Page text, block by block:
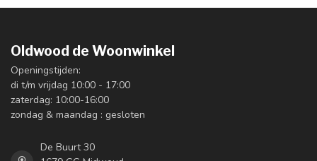
Oldwood de Woonwinkel
Openingstijden:
di t/m vrijdag 10:00 - 17:00
zaterdag: 10:00-16:00
zondag & maandag : gesloten
De Buurt 30